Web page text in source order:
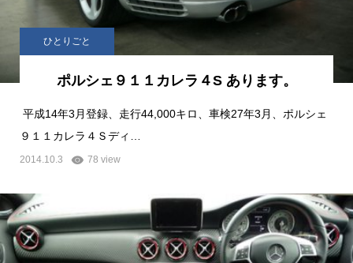
ひとりごと
ポルシェ９１１カレラ４S あります。
平成14年3月登録、走行44,000キロ、車検27年3月、ポルシェ
９１１カレラ４Ｓディ…
2014.10.3 78 view